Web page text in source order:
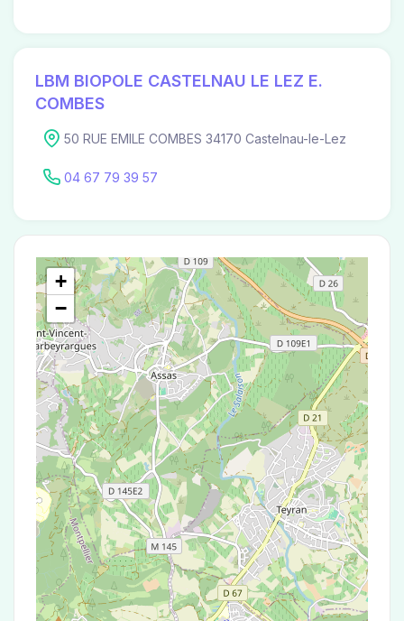
LBM BIOPOLE CASTELNAU LE LEZ E.
COMBES
50 RUE EMILE COMBES 34170 Castelnau-le-Lez
04 67 79 39 57
+
−